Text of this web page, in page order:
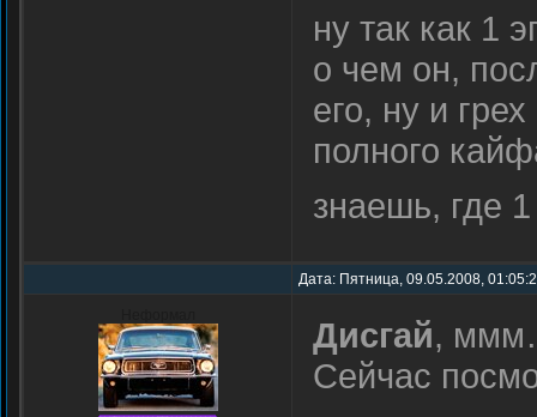
ну так как 1
о чем он,
его, ну и
полного
знаешь, где 1
Дата: Пятница, 09.05.2008,
Дисгай,
Сейчас